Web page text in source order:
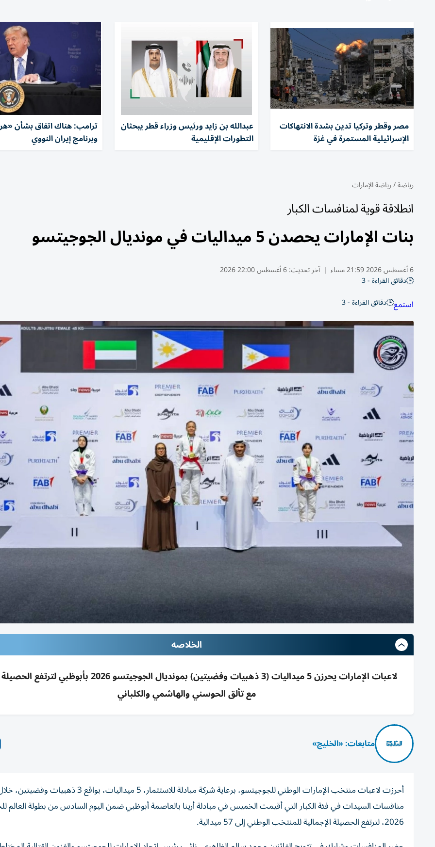
مصر وقطر وتركيا تدين بشدة الانتهاكات
الإسرائيلية المستمرة في غزة
عبدالله بن زايد ورئيس وزراء قطر يبحثان
التطورات الإقليمية
ترامب: هناك اتفاق بشأن
وبرنامج إيران النووي
رياضة/رياضة الإمارات
انطلاقة قوية لمنافسات الكبار
بنات الإمارات يحصدن 5 ميداليات في مونديال الجوجيتسو
6 أغسطس 2026 21:59 مساء | آخر تحديث:6 أغسطس 22:00 2026
دقائق القراءة - 3
استمع دقائق القراءة - 3
الخلاصه
مع تألق الحوسني والهاشمي والكلباني
متابعات: «الخليج»
أحرزت لاعبات منتخب الإمارات الوطني للجوجيتسو، برعاية شركة مبادلة للاستثمار، 5 ميداليات، بواقع 3 ذهبيات
منافسات السيدات في فئة الكبار التي أقيمت الخميس في مبادلة أرينا بالعاصمة أبوظبي ضمن اليوم السادس من بطولة العالم
2026، لترتفع الحصيلة الإجمالية للمنتخب الوطني إلى 57 ميدالية.